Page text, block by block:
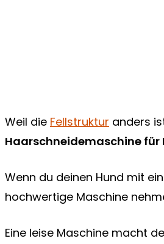
Weil die Fellstruktur anders
Haarschneidemaschine für
Wenn du deinen Hund mit
hochwertige Maschine
Eine leise Maschine macht